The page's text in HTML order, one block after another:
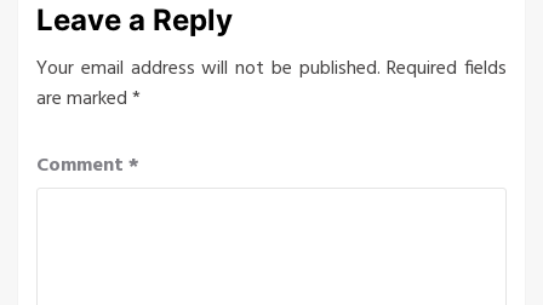
Leave a Reply
Your email address will not be published. Required fields
are marked*
Comment*